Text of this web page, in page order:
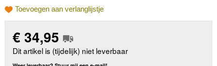
Toevoegen aan verlanglijstje
€ 34,95
Dit artikel is (tijdelijk) niet leverbaar